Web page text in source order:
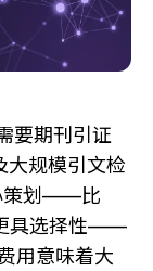
要期刊引证
大规模引文检
策划——比
具选择性——
用意味着大